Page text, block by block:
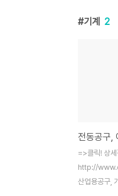
기계 2
=>클릭! 상
http://
산업용공구,